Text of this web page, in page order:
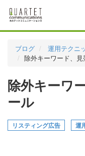
料金表
実績・お客様の声
初めて導入をお考え
代理店の乗り換えを
ブログ
運用テクニ
除外キーワード、
除外キーワ
ール
リスティング広告 運